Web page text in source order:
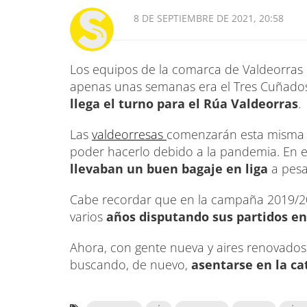
8 DE SEPTIEMBRE DE 2021, 20:58
Los equipos de la comarca de
apenas unas semanas era el Tres
llega el turno para el Rúa Valdeorras.
Las valdeorresas comenzarán esta
poder hacerlo debido a la pandemia. En
llevaban un buen bagaje en liga a
Cabe recordar que en la campaña
varios años disputando sus partidos
Ahora, con gente nueva y aires
buscando, de nuevo, asentarse en la